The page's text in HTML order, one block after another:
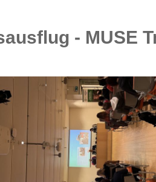
- MUSE